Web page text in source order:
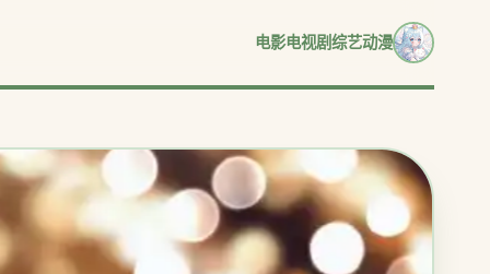
电影电视剧综艺动漫